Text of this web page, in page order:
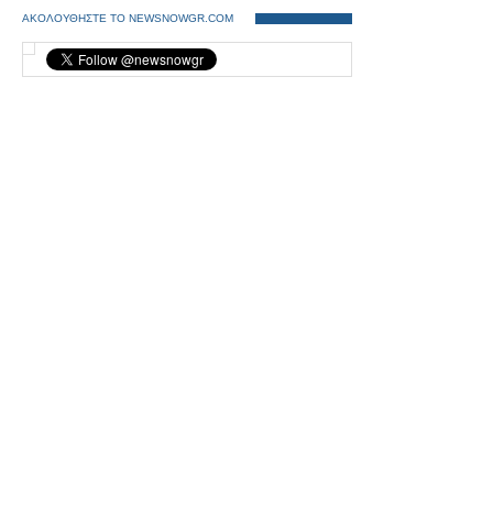
ΑΚΟΛΟΥΘΗΣΤΕ ΤΟ NEWSNOWGR.COM